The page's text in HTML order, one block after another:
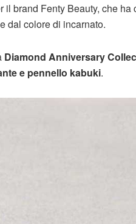
brand Fenty Beauty, che ha
dal colore di incarnato.
Diamond Anniversary
e pennello kabuki.